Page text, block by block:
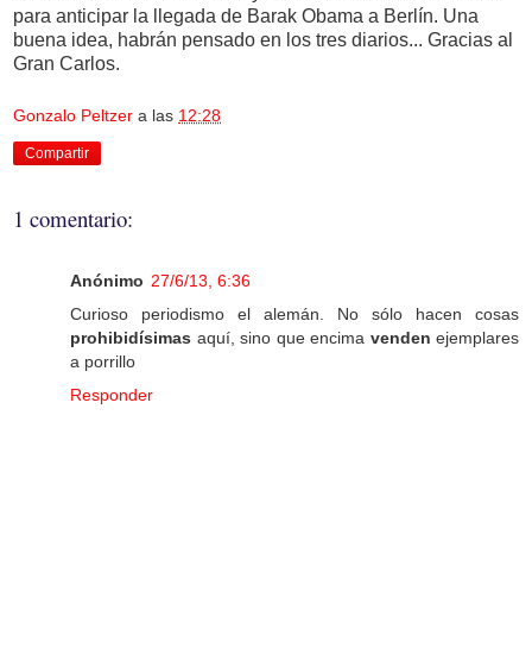
para anticipar la llegada de Barak Obama a Berlín. Una
buena idea, habrán pensado en los tres diarios... Gracias al
Gran Carlos.
Gonzalo Peltzer a las 12:28
Compartir
1 comentario:
Anónimo 27/6/13, 6:36
Curioso periodismo el alemán. No sólo hacen cosas
prohibidísimas aquí, sino que encima venden ejemplares
a porrillo
Responder